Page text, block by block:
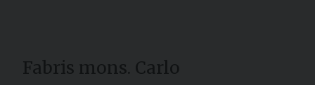
Fabris mons. Carlo